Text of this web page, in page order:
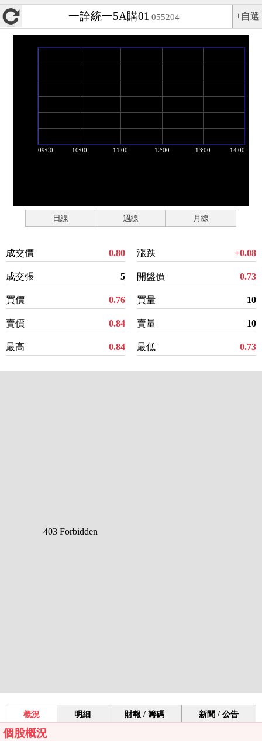
一詮統一5A購01 055204 +自選
日線 週線 月線
成交價 0.80
成交張 5
買價 0.76
賣價 0.84
最高 0.84
漲跌 +0.08
開盤價 0.73
買量 10
賣量 10
最低 0.73
概況 明細 財報 / 籌碼 新聞 / 公告
個股概況